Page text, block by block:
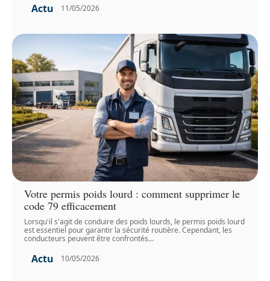
Actu 11/05/2026
Votre permis poids lourd : comment supprimer le
code 79 efficacement
Lorsqu'il s'agit de conduire des poids lourds, le permis poids lourd
est essentiel pour garantir la sécurité routière. Cependant, les
conducteurs peuvent être confrontés…
Actu 10/05/2026